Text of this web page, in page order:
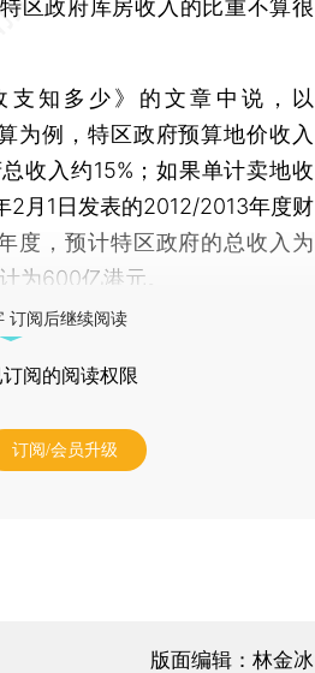
区政府库房收入的比重不算很
知多少》的文章中说，以
为例，特区政府预算地价收入
收入约15%；如果单计卖地收
2月1日发表的2012/2013年度财
度，预计特区政府的总收入为
为600亿港元。
订阅后继续阅读
阅的阅读权限
订阅/会员升级
版面编辑：林金冰